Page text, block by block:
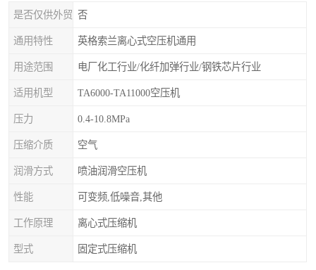
是否仅供外贸 否
通用特性 英格索兰离心式空压机通用
用途范围 电厂化工行业/化纤加弹行业/钢铁芯片行业
适用机型 TA6000-TA11000空压机
压力 0.4-10.8MPa
压缩介质 空气
润滑方式 喷油润滑空压机
性能 可变频,低噪音,其他
工作原理 离心式压缩机
型式 固定式压缩机